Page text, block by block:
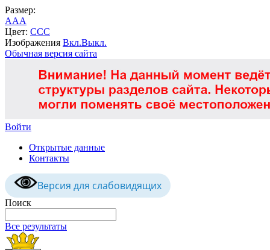
Размер:
AAA
Цвет: CCC
Изображения Вкл.Выкл.
Обычная версия сайта
Войти
Открытые данные
Контакты
Версия для слабовидящих
Поиск
Все результаты